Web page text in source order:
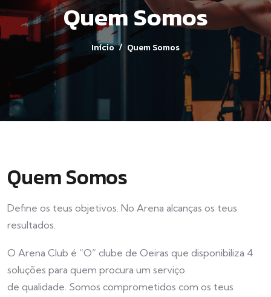
Quem Somos
Início Quem Somos
Quem Somos
Define os teus objetivos. No Arena alcanças os teus
resultados.
O Arena Club é “O” clube de Oeiras que disponibiliza 4
soluções para quem procura um serviço
de qualidade. Somos comprometidos com os teus